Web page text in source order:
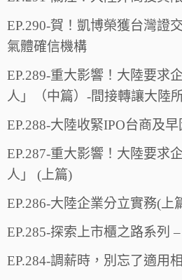
EP.290-賀！凱博榮獲台灣證
氣體確信機構
EP.289-重大影響！大陸要求
人」（中篇）-間接轉讓大陸
EP.288-大陸收緊IPO台商及早
EP.287-重大影響！大陸要求
人」 (上篇)
EP.286-大陸企業分立實務(上
EP.285-探索上市櫃之路系列
EP.284-調薪時，別忘了適用